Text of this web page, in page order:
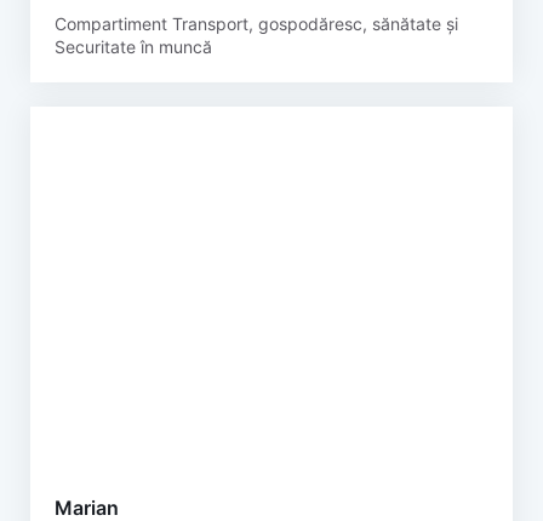
Compartiment Transport, gospodăresc, sănătate și
Securitate în muncă
Marian